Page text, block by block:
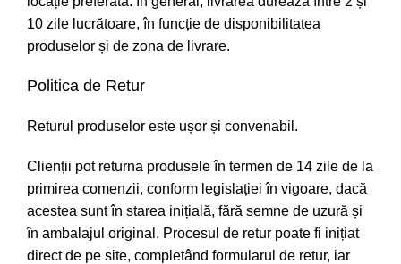
10 zile lucrătoare, în funcție de disponibilitatea
produselor și de zona de livrare.
Politica de Retur
Returul produselor este ușor și convenabil.
Clienții pot returna produsele în termen de 14 zile de la
primirea comenzii, conform legislației în vigoare, dacă
acestea sunt în starea inițială, fără semne de uzură și
în ambalajul original. Procesul de retur poate fi inițiat
direct de pe site, completând formularul de retur, iar